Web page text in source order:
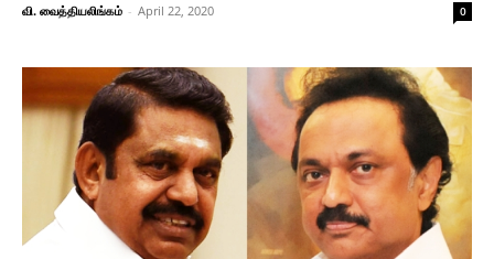
வி. வைத்தியலிங்கம் - April 22, 2020 0